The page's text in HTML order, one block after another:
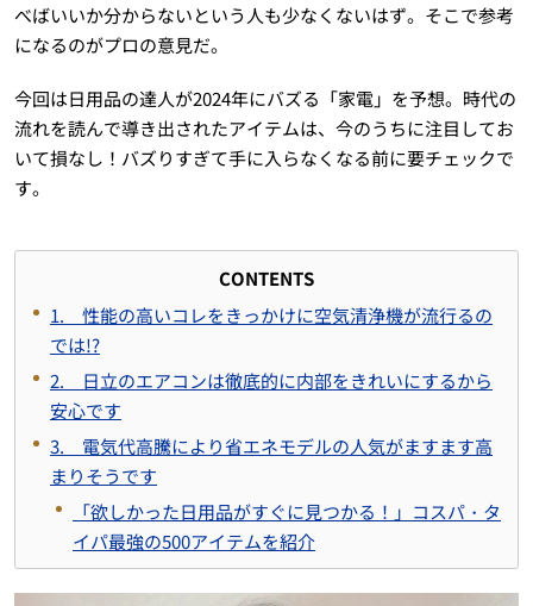
べばいいか分からないという人も少なくないはず。そこで参考
になるのがプロの意見だ。
今回は日用品の達人が2024年にバズる「家電」を予想。時代の
流れを読んで導き出されたアイテムは、今のうちに注目してお
いて損なし！バズりすぎて手に入らなくなる前に要チェックで
す。
CONTENTS
1. 性能の高いコレをきっかけに空気清浄機が流行るの
では!?
2. 日立のエアコンは徹底的に内部をきれいにするから
安心です
3. 電気代高騰により省エネモデルの人気がますます高
まりそうです
「欲しかった日用品がすぐに見つかる！」コスパ・タ
イパ最強の500アイテムを紹介